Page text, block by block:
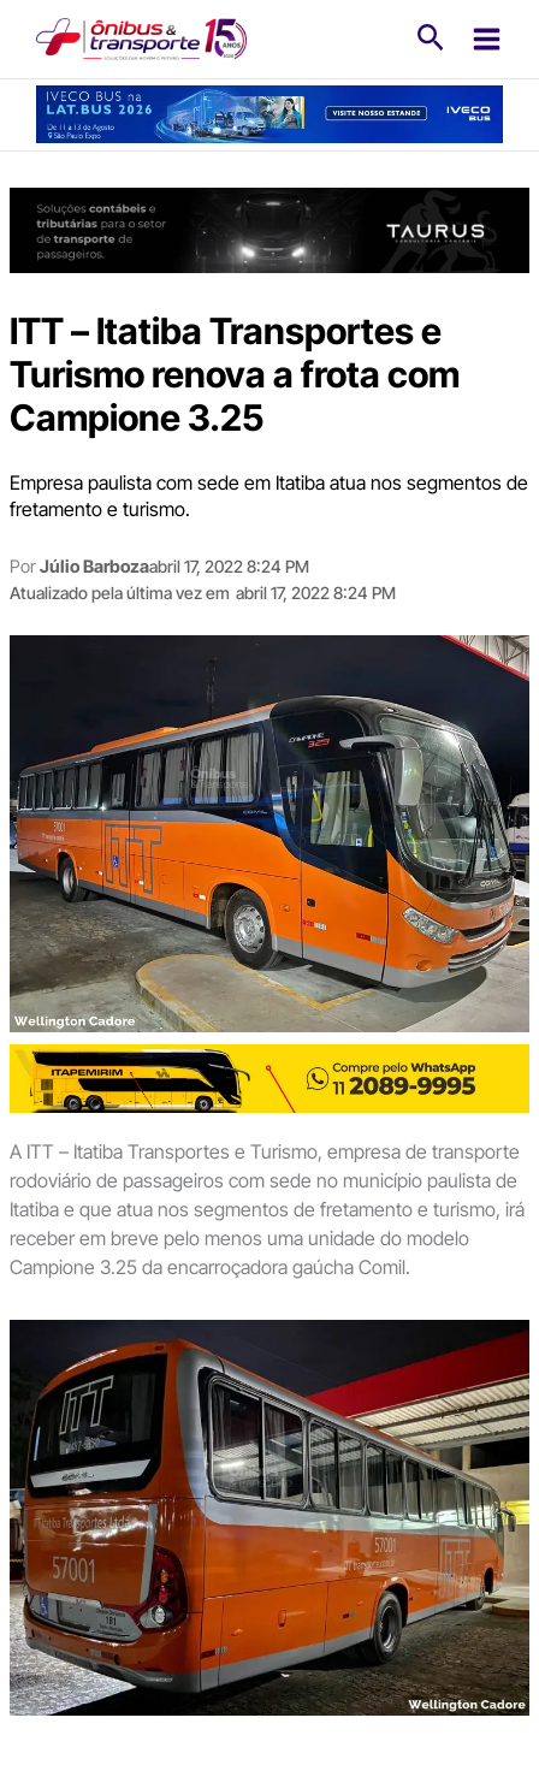
conteúdo
ITT – Itatiba Transportes e
Turismo renova a frota com
Campione 3.25
Empresa paulista com sede em Itatiba atua nos segmentos de
fretamento e turismo.
PorJúlio Barbozaabril 17, 2022 8:24 PM
Atualizado pela última vez em abril 17, 2022 8:24 PM
A ITT – Itatiba Transportes e Turismo, empresa de transporte
rodoviário de passageiros com sede no município paulista de
Itatiba e que atua nos segmentos de fretamento e turismo, irá
receber em breve pelo menos uma unidade do modelo
Campione 3.25 da encarroçadora gaúcha Comil.